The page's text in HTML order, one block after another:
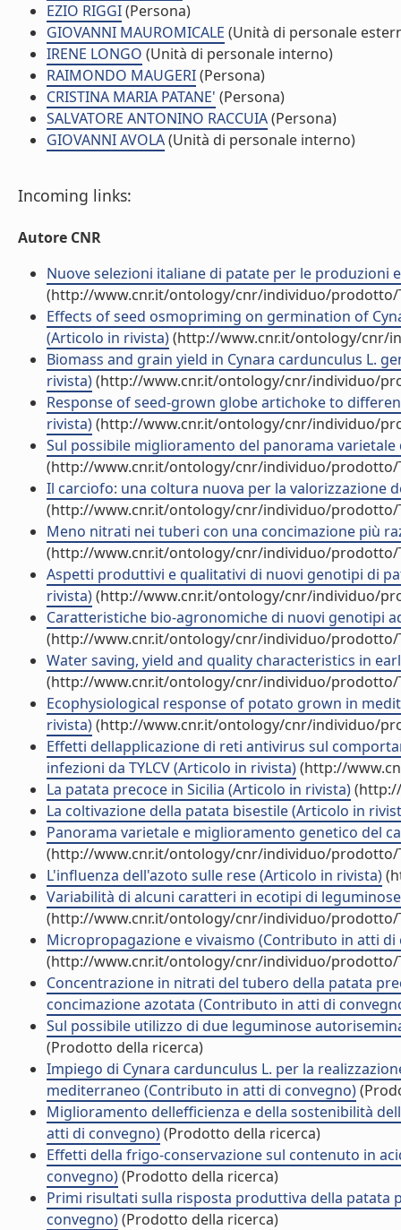
EZIO RIGGI(Persona)
GIOVANNI MAUROMICALE (Unità di personale
IRENE LONGO (Unità di personale interno)
RAIMONDO MAUGERI(Persona)
CRISTINA MARIA PATANE' (Persona)
SALVATORE ANTONINO RACCUIA(Persona)
GIOVANNI AVOLA(Unità di personale interno)
Incoming links:
Autore CNR
Nuove selezioni italiane di patate per le
(http://www.cnr.it/ontology/cnr/individuo/prodotto/
Effects of seed osmopriming on germination of
(Articolo in rivista)(http://www.cnr.it/ontology/cnr/
Biomass and grain yield in Cynara cardunculus L.
rivista)(http://www.cnr.it/ontology/cnr/individuo/
Response of seed-grown globe artichoke to
rivista)(http://www.cnr.it/ontology/cnr/individuo/
Sul possibile miglioramento del panorama
(http://www.cnr.it/ontology/cnr/individuo/prodotto/
Il carciofo: una coltura nuova per la
(http://www.cnr.it/ontology/cnr/individuo/prodotto/
Meno nitrati nei tuberi con una concimazione più
(http://www.cnr.it/ontology/cnr/individuo/prodotto/
Aspetti produttivi e qualitativi di nuovi genotipi di
rivista)(http://www.cnr.it/ontology/cnr/individuo/
Caratteristiche bio-agronomiche di nuovi genotipi
(http://www.cnr.it/ontology/cnr/individuo/prodotto/
Water saving, yield and quality characteristics in
(http://www.cnr.it/ontology/cnr/individuo/prodotto/
Ecophysiological response of potato grown in
rivista)(http://www.cnr.it/ontology/cnr/individuo/
Effetti dellapplicazione di reti antivirus sul
infezioni da TYLCV (Articolo in rivista)(http://
La patata precoce in Sicilia (Articolo in rivista)
La coltivazione della patata bisestile (Articolo in
Panorama varietale e miglioramento genetico del
(http://www.cnr.it/ontology/cnr/individuo/prodotto/
L'influenza dell'azoto sulle rese (Articolo in rivista)
Variabilità di alcuni caratteri in ecotipi di
(http://www.cnr.it/ontology/cnr/individuo/prodotto/
Micropropagazione e vivaismo (Contributo in atti di
(http://www.cnr.it/ontology/cnr/individuo/prodotto/
Concentrazione in nitrati del tubero della patata
concimazione azotata (Contributo in atti di
Sul possibile utilizzo di due leguminose
(Prodotto della ricerca)
Impiego di Cynara cardunculus L. per la
mediterraneo (Contributo in atti di convegno)
Miglioramento dellefficienza e della sostenibilità
atti di convegno)(Prodotto della ricerca)
Effetti della frigo-conservazione sul contenuto in
convegno)(Prodotto della ricerca)
Primi risultati sulla risposta produttiva della patata
convegno)(Prodotto della ricerca)